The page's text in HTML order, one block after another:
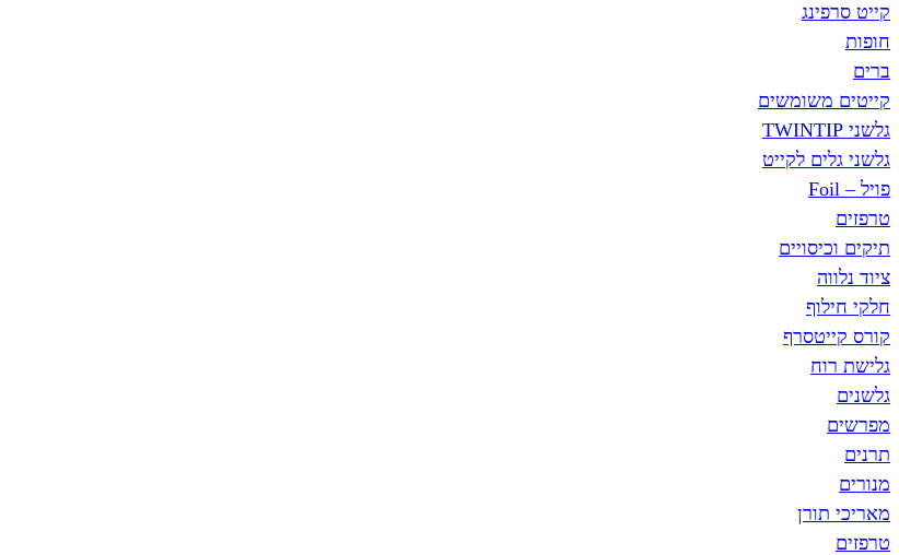
קייט סרפינג
חופות
ברים
קייטים משומשים
גלשני TWINTIP
גלשני גלים לקייט
פויל – Foil
טרפזים
תיקים וכיסויים
ציוד נלווה
חלקי חילוף
קורס קייטסרף
גלישת רוח
גלשנים
מפרשים
תרנים
מנורים
מאריכי תורן
טרפזים